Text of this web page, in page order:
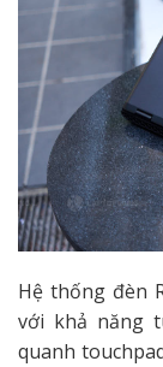
Hệ thống đèn
với khả năng
quanh